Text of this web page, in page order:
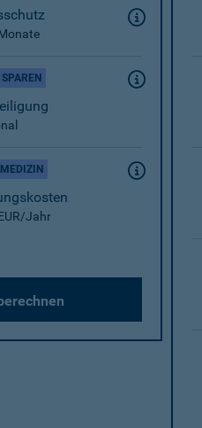
Jahr